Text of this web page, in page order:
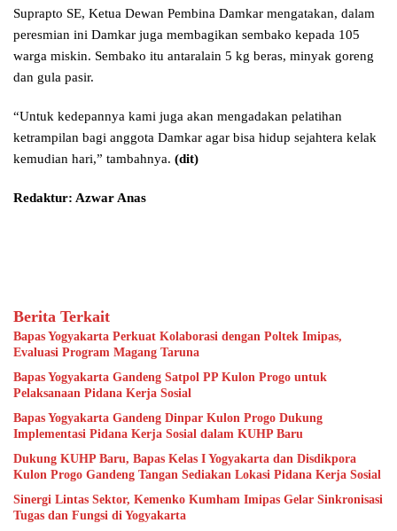
Suprapto SE, Ketua Dewan Pembina Damkar mengatakan, dalam
peresmian ini Damkar juga membagikan sembako kepada 105
warga miskin. Sembako itu antaralain 5 kg beras, minyak goreng
dan gula pasir.
“Untuk kedepannya kami juga akan mengadakan pelatihan
ketrampilan bagi anggota Damkar agar bisa hidup sejahtera kelak
kemudian hari,” tambahnya. (dit)
Redaktur: Azwar Anas
Berita Terkait
Bapas Yogyakarta Perkuat Kolaborasi dengan Poltek Imipas,
Evaluasi Program Magang Taruna
Bapas Yogyakarta Gandeng Satpol PP Kulon Progo untuk
Pelaksanaan Pidana Kerja Sosial
Bapas Yogyakarta Gandeng Dinpar Kulon Progo Dukung
Implementasi Pidana Kerja Sosial dalam KUHP Baru
Dukung KUHP Baru, Bapas Kelas I Yogyakarta dan Disdikpora
Kulon Progo Gandeng Tangan Sediakan Lokasi Pidana Kerja Sosial
Sinergi Lintas Sektor, Kemenko Kumham Imipas Gelar Sinkronisasi
Tugas dan Fungsi di Yogyakarta